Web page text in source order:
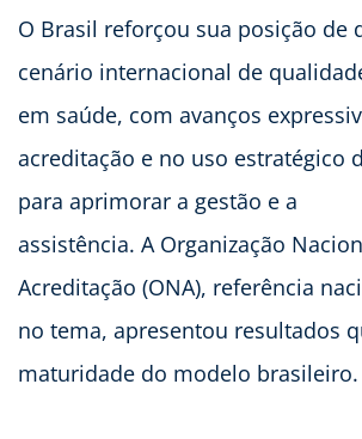
O Brasil reforçou sua posição de
cenário internacional de
em saúde, com avanços
acreditação e no uso estratégico
para aprimorar a gestão e a
assistência. A Organização
Acreditação (ONA), referência
no tema, apresentou resultados
maturidade do modelo brasileiro.